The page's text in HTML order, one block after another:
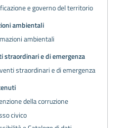
e governo del territorio
ambientali
ambientali
straordinari e di emergenza
straordinari e di emergenza
della corruzione
civico